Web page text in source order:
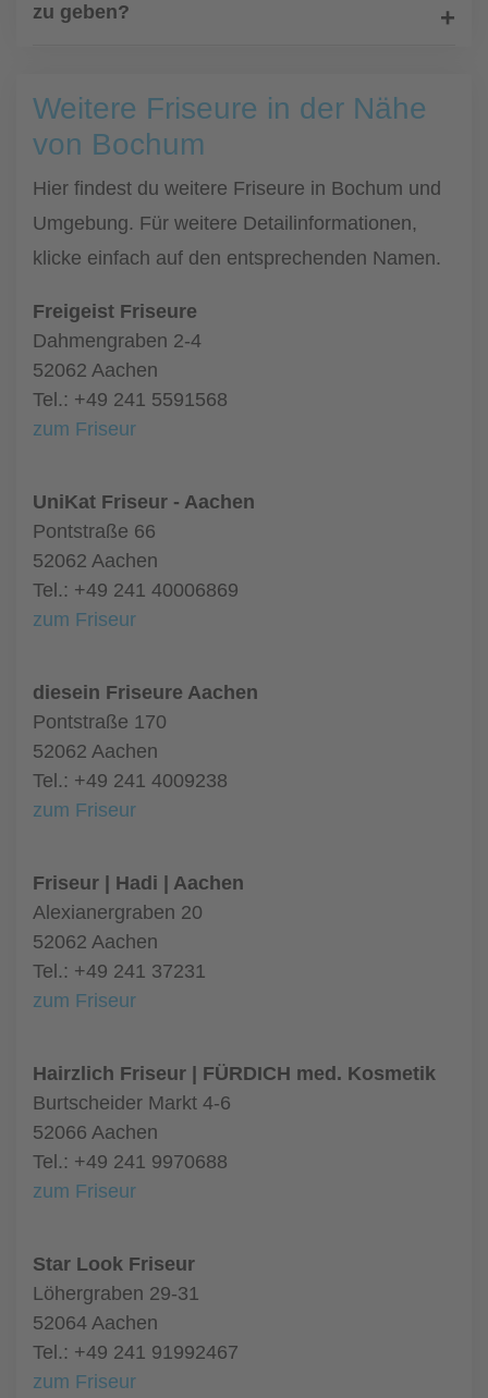
zu geben?
Weitere Friseure in der Nähe
von Bochum
Hier findest du weitere Friseure in Bochum und
Umgebung. Für weitere Detailinformationen,
klicke einfach auf den entsprechenden Namen.
Freigeist Friseure
Dahmengraben 2-4
52062 Aachen
Tel.: +49 241 5591568
zum Friseur
UniKat Friseur - Aachen
Pontstraße 66
52062 Aachen
Tel.: +49 241 40006869
zum Friseur
diesein Friseure Aachen
Pontstraße 170
52062 Aachen
Tel.: +49 241 4009238
zum Friseur
Friseur | Hadi | Aachen
Alexianergraben 20
52062 Aachen
Tel.: +49 241 37231
zum Friseur
Hairzlich Friseur | FÜRDICH med. Kosmetik
Burtscheider Markt 4-6
52066 Aachen
Tel.: +49 241 9970688
zum Friseur
Star Look Friseur
Löhergraben 29-31
52064 Aachen
Tel.: +49 241 91992467
zum Friseur